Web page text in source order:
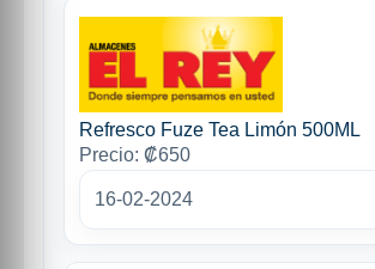
Refresco Fuze Tea Limón 500ML
Precio: ₡650
16-02-2024